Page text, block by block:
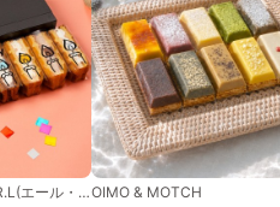
ワッフル・ケーキの店 R.L(エール・エル)OIMO & MOTCH